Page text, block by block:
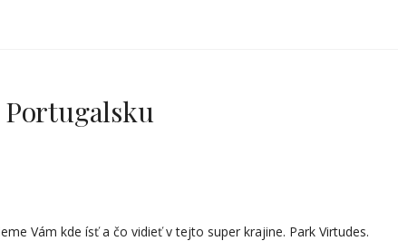
Portugalsku
Vám kde ísť a čo vidieť v tejto super krajine. Park Virtudes.